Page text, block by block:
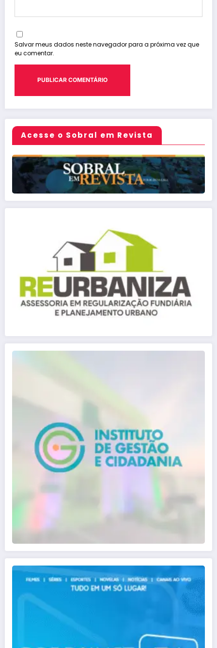
Salvar meus dados neste navegador para a próxima vez que
eu comentar.
Acesse o Sobral em Revista